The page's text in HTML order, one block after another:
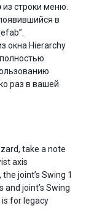
из строки меню.
в
окна Hierarchy
раз в вашей
take a note
axis
joint’s Swing 1
and joint’s Swing
for legacy